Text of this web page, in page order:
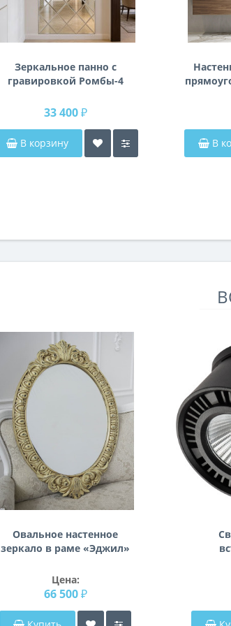
Зеркальное панно с
гравировкой Ромбы-4
33 400 ₽
В корзину В
Овальное настенное
зеркало в раме «Эджил»
шик/патина/золото
Цена:
66 500 ₽
света